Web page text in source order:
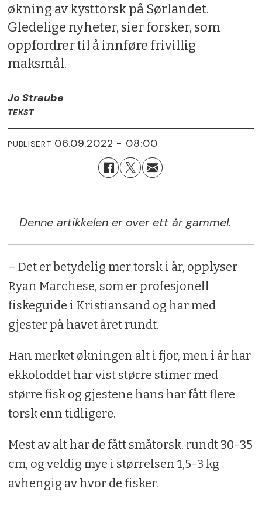
økning av kysttorsk på Sørlandet.
Gledelige nyheter, sier forsker, som
oppfordrer til å innføre frivillig
maksmål.
Jo Straube
TEKST
PUBLISERT 06.09.2022 - 08:00
Denne artikkelen er over ett år gammel.
– Det er betydelig mer torsk i år, opplyser
Ryan Marchese, som er profesjonell
fiskeguide i Kristiansand og har med
gjester på havet året rundt.
Han merket økningen alt i fjor, men i år har
ekkoloddet har vist større stimer med
større fisk og gjestene hans har fått flere
torsk enn tidligere.
Mest av alt har de fått småtorsk, rundt 30-35
cm, og veldig mye i størrelsen 1,5-3 kg
avhengig av hvor de fisker.